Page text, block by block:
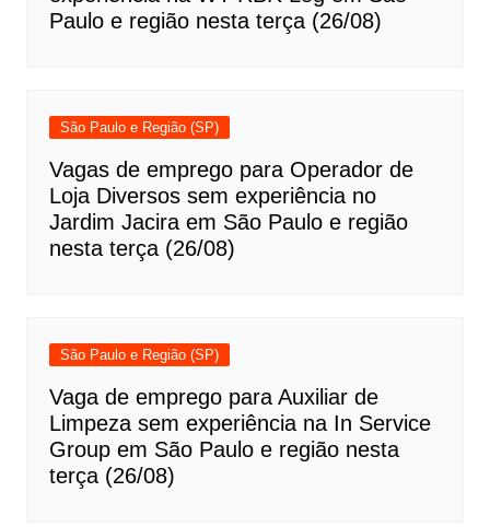
Paulo e região nesta terça (26/08)
São Paulo e Região (SP)
Vagas de emprego para Operador de
Loja Diversos sem experiência no
Jardim Jacira em São Paulo e região
nesta terça (26/08)
São Paulo e Região (SP)
Vaga de emprego para Auxiliar de
Limpeza sem experiência na In Service
Group em São Paulo e região nesta
terça (26/08)